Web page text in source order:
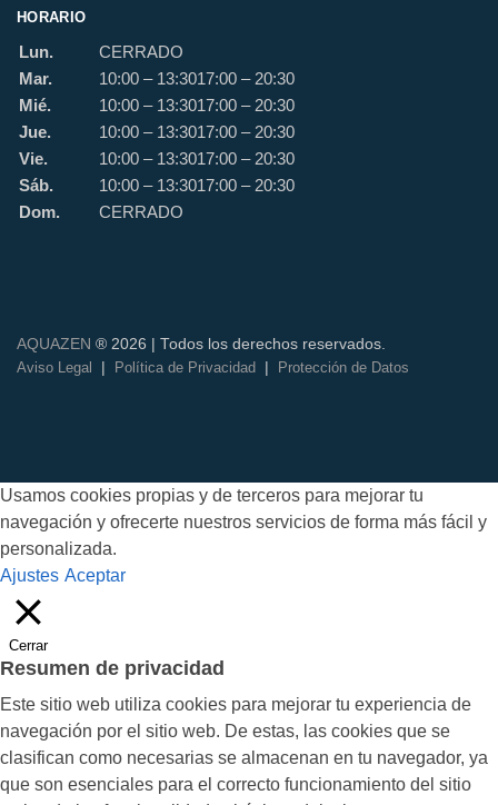
HORARIO
Lun.
CERRADO
Mar.
10:00 – 13:3017:00 – 20:30
Mié.
10:00 – 13:3017:00 – 20:30
Jue.
10:00 – 13:3017:00 – 20:30
Vie.
10:00 – 13:3017:00 – 20:30
Sáb.
10:00 – 13:3017:00 – 20:30
Dom.
CERRADO
AQUAZEN ® 2026 | Todos los derechos reservados.
Aviso Legal | Política de Privacidad | Protección de Datos
Usamos cookies propias y de terceros para mejorar tu
navegación y ofrecerte nuestros servicios de forma más fácil y
personalizada.
Ajustes Aceptar
Cerrar
Resumen de privacidad
Este sitio web utiliza cookies para mejorar tu experiencia de
navegación por el sitio web. De estas, las cookies que se
clasifican como necesarias se almacenan en tu navegador, ya
que son esenciales para el correcto funcionamiento del sitio